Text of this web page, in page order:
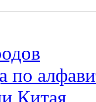
по
Китая